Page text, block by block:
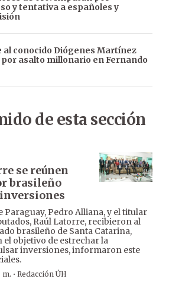
y tentativa a españoles y
al conocido Diógenes Martínez
asalto millonario en Fernando
de esta sección
se reúnen
brasileño
Paraguay, Pedro Alliana, y el titular
Raúl Latorre, recibieron al
brasileño de Santa Catarina,
objetivo de estrechar la
inversiones, informaron este
m. · Redacción ÚH